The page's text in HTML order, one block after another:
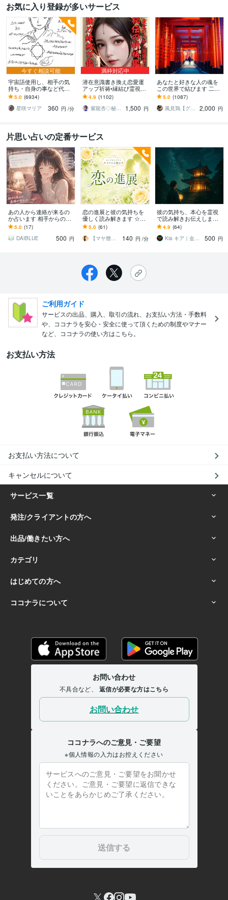
お気に入り登録が多いサービス
今すぐ相談可能
宇宙語使用し、相手の気
持ち・自身の事など代弁
します 相手の本音を知り
たい・自身の事を知りた
い方へ。
5.0 (6934)
星咲マリア
360 円 /分
満枠対応中
潜在意識書き換え恋愛運
アップ祈祷•縁結び霊視し
ます 秘伝の祈祷で思念伝
達、強力縁結び祈祷、恋
愛引き寄せ体質に
4.9 (1102)
紫龍杏◇秘伝の縁結び祈祷師
1,500 円
あなたと好きな人の魂を
この世界で結びます 二人
の魂を統合させて縁を結
ぶ恋愛グラウンディング
です
5.0 (1087)
風見鶏【グラウンディング・ヒーリング】
2,000 円
片思い占いの定番サービス
あの人から連絡が来るの
か占います 相手からの連
絡は今後来るのか占いま
す
5.0 (17)
DAIBLUE
500 円
恋の進展と彼の気持ちを
優しく読み解きます ☆止
まって見える恋にも、ち
ゃんと意味があります♡
♡
5.0 (61)
【マヤ暦☆ことだま】まやたま鑑定☆セレナ
140 円 /分
彼の気持ち、本心を霊視
で読み解きお伝えします
彼の心の奥に眠る真実を
霊視で紐解き、お二人の
未来を導きます
4.9 (64)
Kia キア｜金龍魂の極霊視
500 円
ご利用ガイド
サービスの出品、購入、取引の流れ、お支払い方法・手数料
や、ココナラを安心・安全に使って頂くための制度やマナー
など、ココナラの使い方はこちら。
お支払い方法
お支払い方法について
キャンセルについて